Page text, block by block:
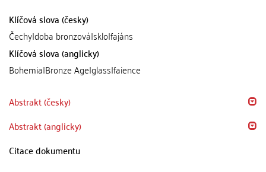
Klíčová slova (česky)
Čechy|doba bronzová|sklo|fajáns
Klíčová slova (anglicky)
Bohemia|Bronze Age|glass|faience
Abstrakt (česky)
Abstrakt (anglicky)
Citace dokumentu